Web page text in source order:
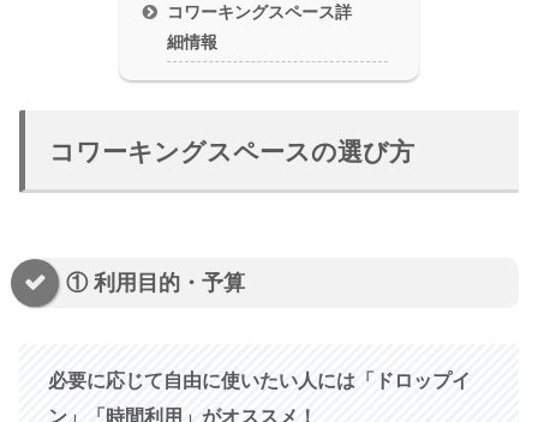
コワーキングスペース詳
細情報
コワーキングスペースの選び方
① 利用目的・予算
必要に応じて自由に使いたい人には「ドロップイ
ン」「時間利用」がオススメ！